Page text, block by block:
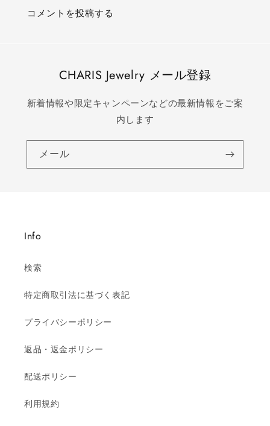
CHARIS Jewelry メール登録
新着情報や限定キャンペーンなどの最新情報をご案
内します
メール
Info
検索
特定商取引法に基づく表記
プライバシーポリシー
返品・返金ポリシー
配送ポリシー
利用規約